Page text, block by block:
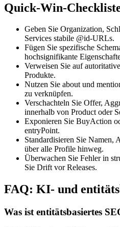
Quick-Win-
Geben Sie Organization,
Services stabile @id-URLs.
Fügen Sie spezifische
hochsignifikante
Verweisen Sie auf
Produkte.
Nutzen Sie about und
zu verknüpfen.
Verschachteln Sie Offer,
innerhalb von Product oder
Exponieren Sie BuyAction
entryPoint.
Standardisieren Sie Namen,
über alle Profile hinweg.
Überwachen Sie Fehler in
Sie Drift vor Releases.
FAQ: KI- und
Was ist entitätsbasiertes